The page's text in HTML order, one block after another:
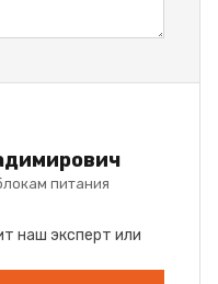
питания
наш эксперт или